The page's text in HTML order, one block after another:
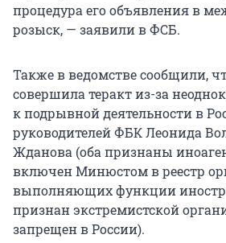
процедура его объявления в
розыск, — заявили в ФСБ.
Также в ведомстве сообщили,
совершила теракт из-за
к подрывной деятельности в
руководителей ФБК Леонида
Жданова (оба признаны
включен Минюстом в реестр
выполняющих функции
признан экстремистской
запрещен в России).